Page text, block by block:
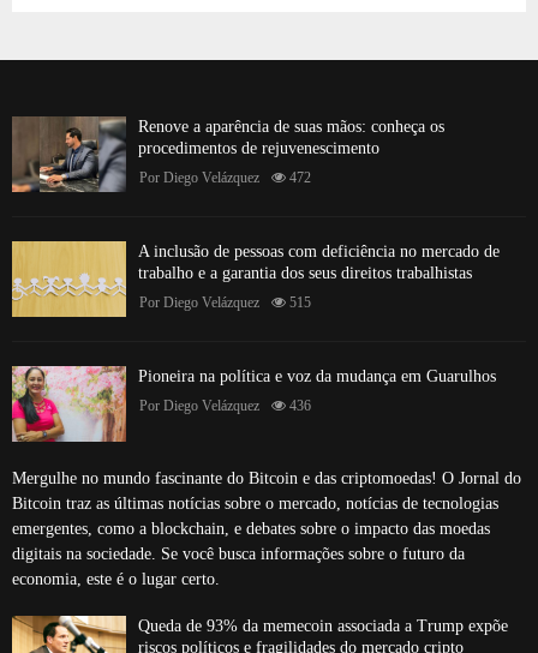
Renove a aparência de suas mãos: conheça os
procedimentos de rejuvenescimento
Por Diego Velázquez 472
A inclusão de pessoas com deficiência no mercado de
trabalho e a garantia dos seus direitos trabalhistas
Por Diego Velázquez 515
Pioneira na política e voz da mudança em Guarulhos
Por Diego Velázquez 436
Mergulhe no mundo fascinante do Bitcoin e das criptomoedas! O Jornal do
Bitcoin traz as últimas notícias sobre o mercado, notícias de tecnologias
emergentes, como a blockchain, e debates sobre o impacto das moedas
digitais na sociedade. Se você busca informações sobre o futuro da
economia, este é o lugar certo.
Queda de 93% da memecoin associada a Trump expõe
riscos políticos e fragilidades do mercado cripto